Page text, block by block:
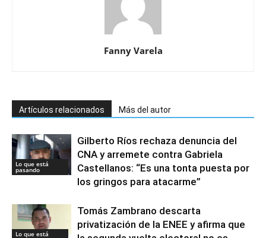
Fanny Varela
Artículos relacionados Más del autor
Lo que está
pasando
Gilberto Ríos rechaza denuncia del
CNA y arremete contra Gabriela
Castellanos: “Es una tonta puesta por
los gringos para atacarme”
Lo que está
Tomás Zambrano descarta
privatización de la ENEE y afirma que